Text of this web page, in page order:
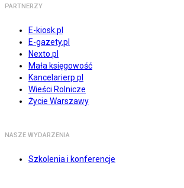
PARTNERZY
E-kiosk.pl
E-gazety.pl
Nexto.pl
Mała księgowość
Kancelarierp.pl
Wieści Rolnicze
Życie Warszawy
NASZE WYDARZENIA
Szkolenia i konferencje